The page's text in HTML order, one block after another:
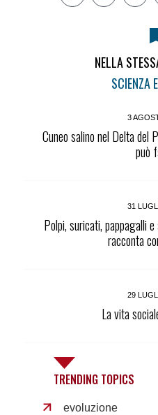
NELLA
SCIENZA
3
Cuneo salino nel Delta del
può
31
Polpi, suricati, pappagalli
racconta
29
La vita
TRENDING TOPICS
evoluzione